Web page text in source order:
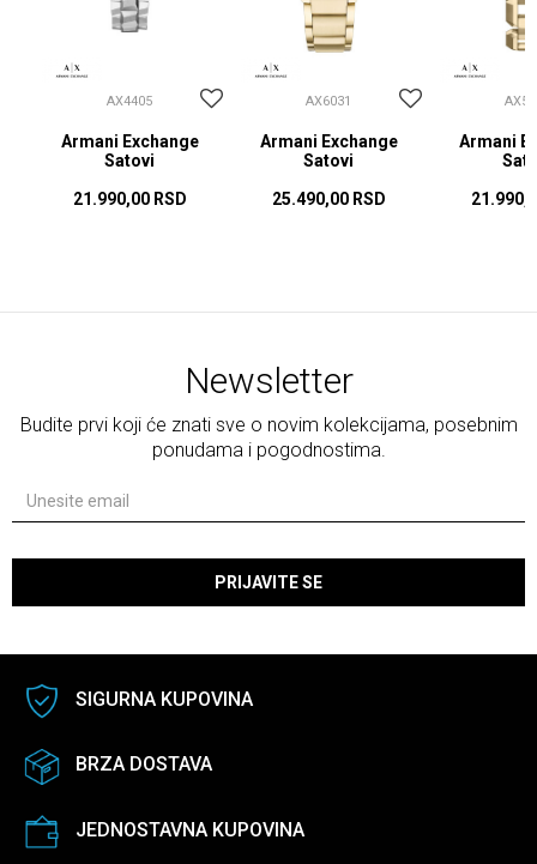
AX4405
Armani Exchange
Satovi
21.990,00 RSD
AX6031
Armani Exchange
Satovi
25.490,00 RSD
Armani
Newsletter
Budite prvi koji će znati sve o novim kolekcijama, posebnim
ponudama i pogodnostima.
PRIJAVITE SE
SIGURNA KUPOVINA
BRZA DOSTAVA
JEDNOSTAVNA KUPOVINA